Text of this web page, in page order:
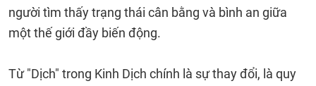
người tìm thấy trạng thái cân bằng và bình an giữa
một thế giới đầy biến động.
Từ "Dịch" trong Kinh Dịch chính là sự thay đổi, là quy